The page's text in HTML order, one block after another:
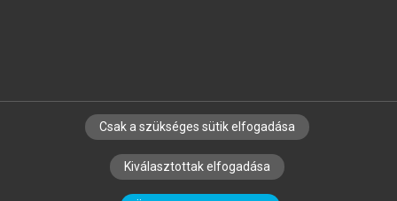
SZERZŐKNEK CÉGEKNEK KÖNYVTÁROSOKNAK
SZERKESZTÉSI ÉS LEKTORÁLÁSI ALAPELVEK
Csak a szükséges sütik elfogadása
Kiválasztottak elfogadása